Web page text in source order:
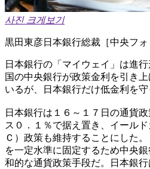
사진 크게보기
黒田東彦日本銀行総裁［中央フォ
日本銀行の「マイウェイ」は進
国の中央銀行が政策金利を引き
いるが、日本銀行だけ低金利を守
日本銀行は１６～１７日の通貨
ス０．１％で据え置き、イール
Ｃ）政策も維持することにした
を一定水準に固定するため中央
和的な通貨政策手段だ。日本銀